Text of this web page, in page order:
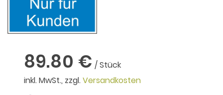
89.80 € / Stück
inkl. MwSt., zzgl.Versandkosten